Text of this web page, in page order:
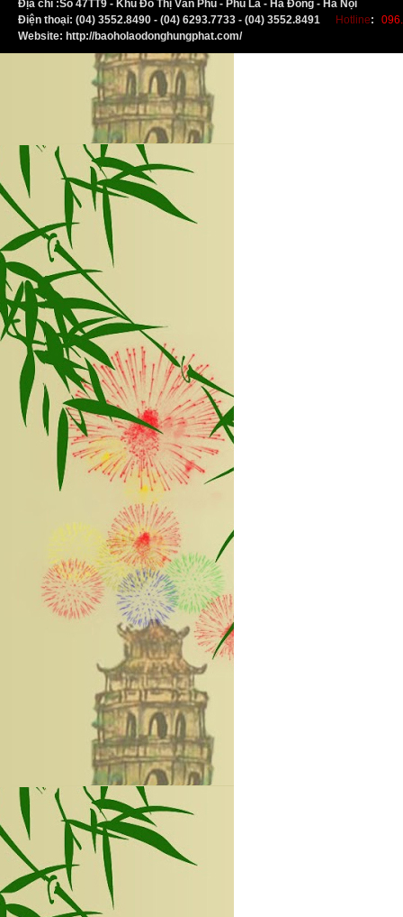
Địa chỉ :Số 47TT9 - Khu Đô Thị Văn Phú - Phú La - Hà Đông - Hà Nội
Điện thoại: (04) 3552.8490 - (04) 6293.7733 - (04) 3552.8491
Hotline:
Website: http://baoholaodonghungphat.com/